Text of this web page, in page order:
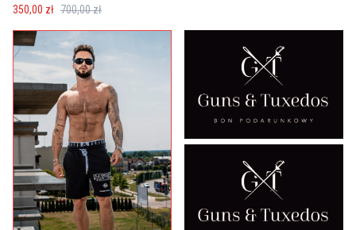
350,00 zł 700,00 zł